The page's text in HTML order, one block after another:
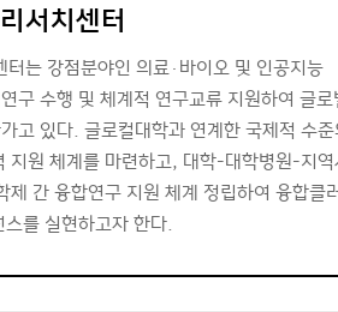
서치센터
터는 강점분야인 의료·바이오 및 인공지능
구 수행 및 체계적 연구교류 지원하여 글로
고 있다. 글로컬대학과 연계한 국제적 수
지원 체계를 마련하고, 대학-대학병원-지
제 간 융합연구 지원 체계 정립하여 융합클
를 실현하고자 한다.